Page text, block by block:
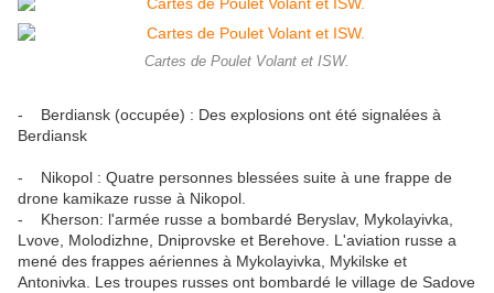
Cartes de Poulet Volant et ISW.
- Berdiansk (occupée) : Des explosions ont été signalées à
Berdiansk
- Nikopol : Quatre personnes blessées suite à une frappe de
drone kamikaze russe à Nikopol.
- Kherson: l'armée russe a bombardé Beryslav, Mykolayivka,
Lvove, Molodizhne, Dniprovske et Berehove. L'aviation russe a
mené des frappes aériennes à Mykolayivka, Mykilske et
Antonivka. Les troupes russes ont bombardé le village de Sadove